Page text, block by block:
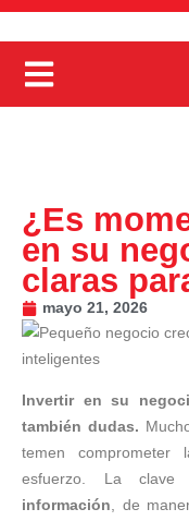
¿Es
en su
claras
mayo 21, 2026
Invertir en su
también dudas.
temen
esfuerzo. La
información, de